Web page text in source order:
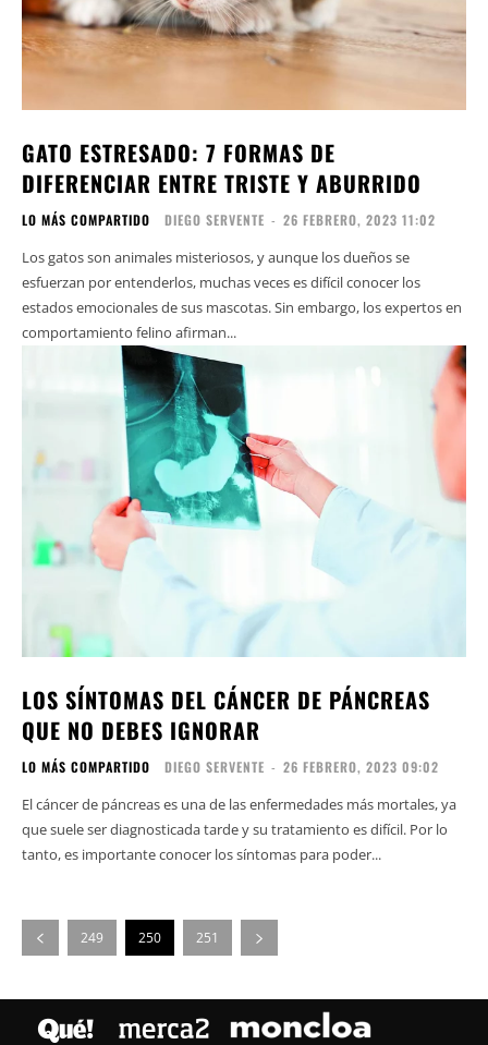
GATO ESTRESADO: 7 FORMAS DE
DIFERENCIAR ENTRE TRISTE Y ABURRIDO
LO MÁS COMPARTIDO DIEGO SERVENTE - 26 FEBRERO, 2023 11:02
Los gatos son animales misteriosos, y aunque los dueños se
esfuerzan por entenderlos, muchas veces es difícil conocer los
estados emocionales de sus mascotas. Sin embargo, los expertos en
comportamiento felino afirman...
LOS SÍNTOMAS DEL CÁNCER DE PÁNCREAS
QUE NO DEBES IGNORAR
LO MÁS COMPARTIDO DIEGO SERVENTE - 26 FEBRERO, 2023 09:02
El cáncer de páncreas es una de las enfermedades más mortales, ya
que suele ser diagnosticada tarde y su tratamiento es difícil. Por lo
tanto, es importante conocer los síntomas para poder...
249 250 251